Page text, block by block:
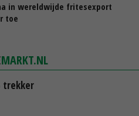
in wereldwijde fritesexport
toe
MARKT.NL
trekker